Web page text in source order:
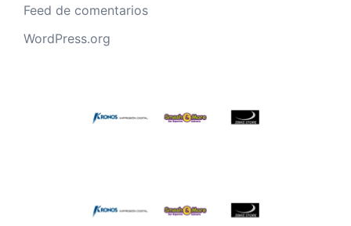
Feed de comentarios
WordPress.org